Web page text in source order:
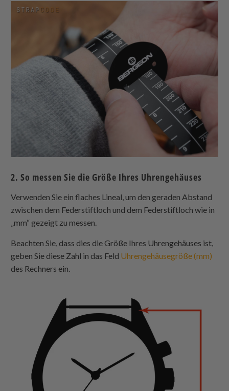
2. So messen Sie die Größe Ihres Uhrengehäuses
Verwenden Sie ein flaches Lineal, um den geraden Abstand
zwischen dem Federstiftloch und dem Federstiftloch wie in
„mm“ gezeigt zu messen.
Beachten Sie, dass dies die Größe Ihres Uhrengehäuses ist,
geben Sie diese Zahl in das Feld Uhrengehäusegröße (mm)
des Rechners ein.